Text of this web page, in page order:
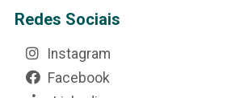
Redes Sociais
Instagram
Facebook